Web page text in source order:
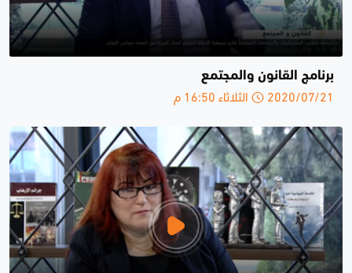
برنامج القانون والمجتمع
2020/07/21 الثلاثاء 16:50 م